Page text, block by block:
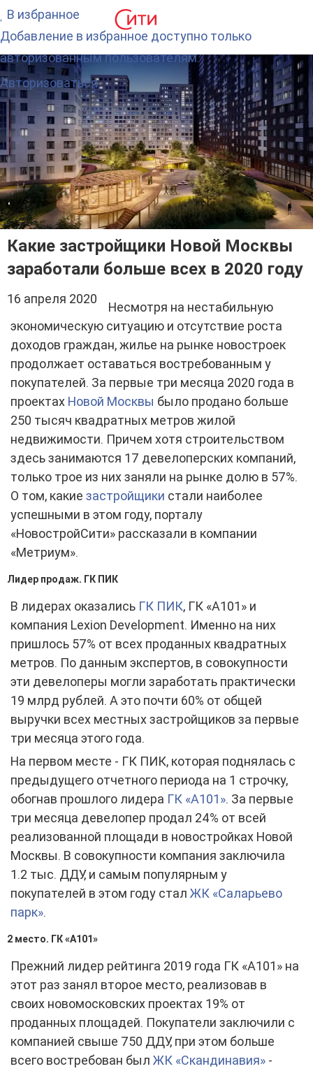
Какие застройщики Новой Москвы
заработали больше всех в 2020 году
16 апреля 2020
Несмотря на нестабильную
экономическую ситуацию и отсутствие роста
доходов граждан, жилье на рынке новостроек
продолжает оставаться востребованным у
покупателей. За первые три месяца 2020 года в
проектах Новой Москвы было продано больше
250 тысяч квадратных метров жилой
недвижимости. Причем хотя строительством
здесь занимаются 17 девелоперских компаний,
только трое из них заняли на рынке долю в 57%.
О том, какие застройщики стали наиболее
успешными в этом году, порталу
«НовостройСити» рассказали в компании
«Метриум».
Лидер продаж. ГК ПИК
В лидерах оказались ГК ПИК, ГК «А101» и
компания Lexion Development. Именно на них
пришлось 57% от всех проданных квадратных
метров. По данным экспертов, в совокупности
эти девелоперы могли заработать практически
19 млрд рублей. А это почти 60% от общей
выручки всех местных застройщиков за первые
три месяца этого года.
На первом месте - ГК ПИК, которая поднялась с
предыдущего отчетного периода на 1 строчку,
обогнав прошлого лидера ГК «А101». За первые
три месяца девелопер продал 24% от всей
реализованной площади в новостройках Новой
Москвы. В совокупности компания заключила
1.2 тыс. ДДУ, и самым популярным у
покупателей в этом году стал ЖК «Саларьево
парк».
2 место. ГК «А101»
Прежний лидер рейтинга 2019 года ГК «А101» на
этот раз занял второе место, реализовав в
своих новомосковских проектах 19% от
проданных площадей. Покупатели заключили с
компанией свыше 750 ДДУ, при этом больше
всего востребован был ЖК «Скандинавия» -
В избранное
Добавление в избранное доступно только
авторизованным пользователям.
Авторизоваться